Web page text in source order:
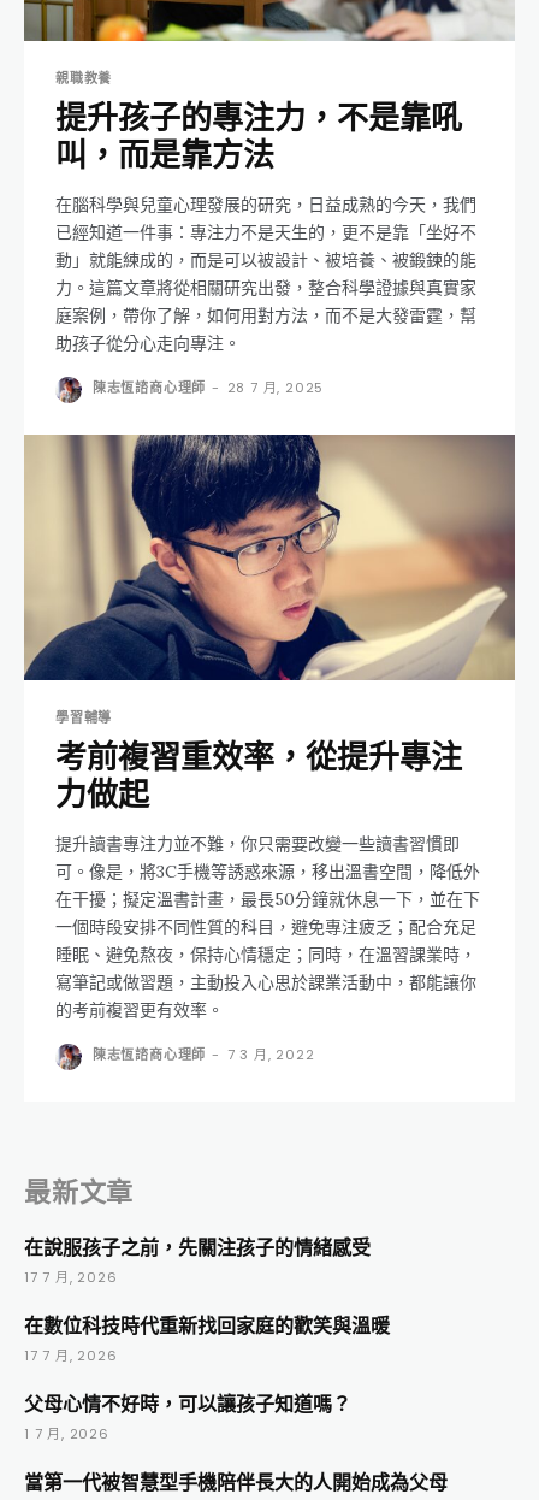
親職教養
提升孩子的專注力，不是靠吼
叫，而是靠方法
在腦科學與兒童心理發展的研究，日益成熟的今天，我們
已經知道一件事：專注力不是天生的，更不是靠「坐好不
動」就能練成的，而是可以被設計、被培養、被鍛鍊的能
力。這篇文章將從相關研究出發，整合科學證據與真實家
庭案例，帶你了解，如何用對方法，而不是大發雷霆，幫
助孩子從分心走向專注。
陳志恆諮商心理師 - 28 7 月, 2025
學習輔導
考前複習重效率，從提升專注
力做起
提升讀書專注力並不難，你只需要改變一些讀書習慣即
可。像是，將3C手機等誘惑來源，移出溫書空間，降低外
在干擾；擬定溫書計畫，最長50分鐘就休息一下，並在下
一個時段安排不同性質的科目，避免專注疲乏；配合充足
睡眠、避免熬夜，保持心情穩定；同時，在溫習課業時，
寫筆記或做習題，主動投入心思於課業活動中，都能讓你
的考前複習更有效率。
陳志恆諮商心理師 - 7 3 月, 2022
最新文章
在說服孩子之前，先關注孩子的情緒感受
17 7 月, 2026
在數位科技時代重新找回家庭的歡笑與溫暖
17 7 月, 2026
父母心情不好時，可以讓孩子知道嗎？
1 7 月, 2026
當第一代被智慧型手機陪伴長大的人開始成為父母